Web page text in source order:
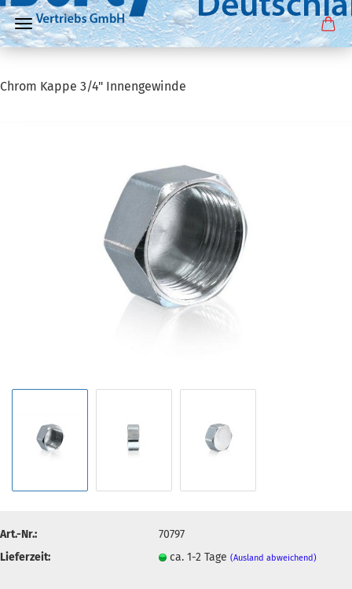
Chrom Kappe 3/4" Innengewinde
Art.-Nr.:
70797
Lieferzeit:
ca. 1-2 Tage (Ausland abweichend)